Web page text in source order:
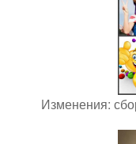
Изменения: